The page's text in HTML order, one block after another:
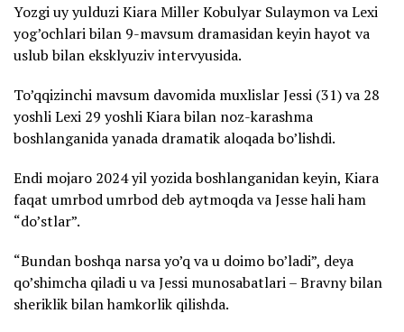
Yozgi uy yulduzi Kiara Miller Kobulyar Sulaymon va Lexi
yog’ochlari bilan 9-mavsum dramasidan keyin hayot va
uslub bilan eksklyuziv intervyusida.
To’qqizinchi mavsum davomida muxlislar Jessi (31) va 28
yoshli Lexi 29 yoshli Kiara bilan noz-karashma
boshlanganida yanada dramatik aloqada bo’lishdi.
Endi mojaro 2024 yil yozida boshlanganidan keyin, Kiara
faqat umrbod umrbod deb aytmoqda va Jesse hali ham
“do’stlar”.
“Bundan boshqa narsa yo’q va u doimo bo’ladi”, deya
qo’shimcha qiladi u va Jessi munosabatlari – Bravny bilan
sheriklik bilan hamkorlik qilishda.